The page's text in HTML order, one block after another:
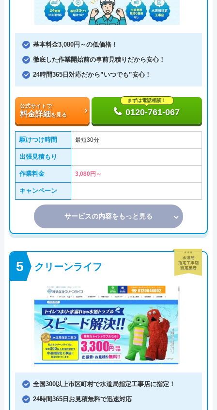
基本料金3,080円～の低価格！
徹底した作業開始前の事前見積りだから安心！
24時間365日対応だから”いつでも”安心！
公式サイトで
料金詳細を見る
まずは電話相談！
0120-761-067
駆けつけ時間 最短30分
出張見積もり
作業料金 3,080円～
キャンペーン
サービスの内容をもっと見る
クリーンライフ
全国300以上市区町村で水道局指定工事店に指定！
24時間365日お見積無料で迅速対応